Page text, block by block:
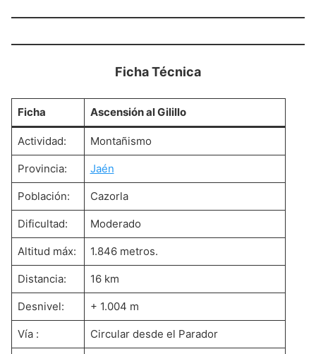
Ficha Técnica
Ficha Ascensión al Gilillo
Actividad: Montañismo
Provincia: Jaén
Población: Cazorla
Dificultad: Moderado
Altitud máx: 1.846 metros.
Distancia: 16 km
Desnivel: + 1.004 m
Vía : Circular desde el Parador